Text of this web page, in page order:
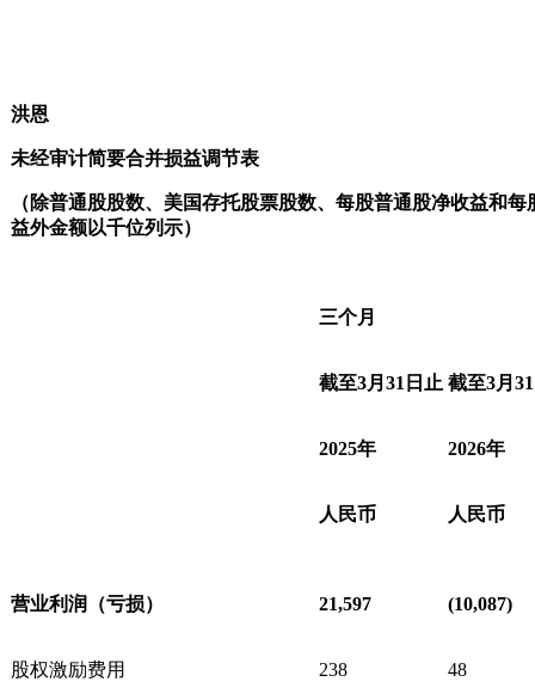
洪恩
未经审计简要合并损益调节表
（除普通股股数、美国存托股票股数、每股普通股净收益和
益外金额以千位列示）
三个月
截至3月 31 日止 截至3月 31
2025年 2026年
人民币 人民币
营业利润（亏损） 21,597 (10,087)
股权激励费用 238 48